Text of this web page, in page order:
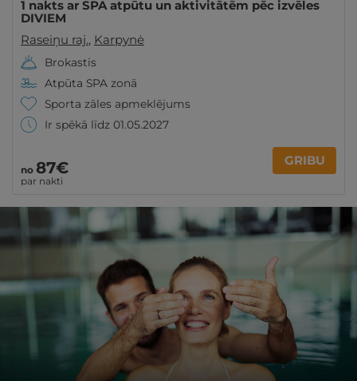
1 nakts ar SPA atpūtu un aktivitātēm pēc izvēles
DIVIEM
Raseiņu raj., Karpynė
Brokastis
Atpūta SPA zonā
Sporta zāles apmeklējums
Ir spēkā līdz 01.05.2027
no 87€
par nakti
GRIBU